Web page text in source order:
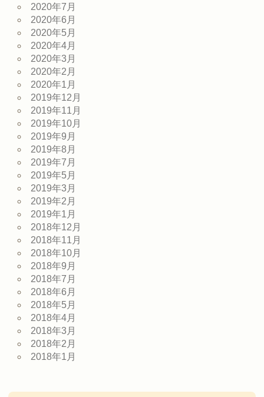
2020年7月
2020年6月
2020年5月
2020年4月
2020年3月
2020年2月
2020年1月
2019年12月
2019年11月
2019年10月
2019年9月
2019年8月
2019年7月
2019年5月
2019年3月
2019年2月
2019年1月
2018年12月
2018年11月
2018年10月
2018年9月
2018年7月
2018年6月
2018年5月
2018年4月
2018年3月
2018年2月
2018年1月